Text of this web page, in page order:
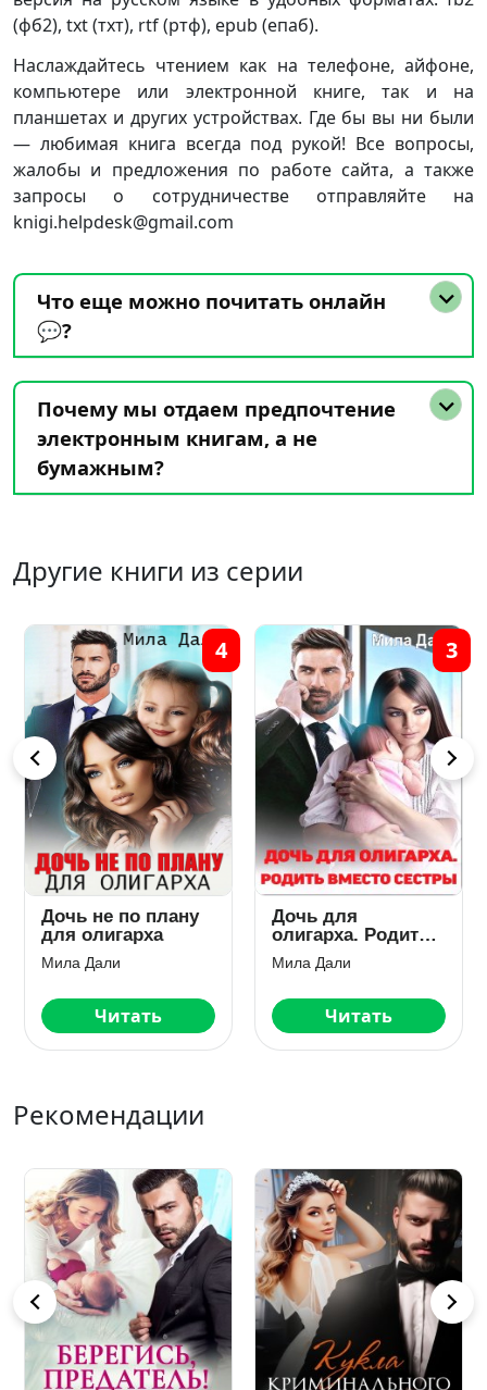
(фб2), txt (тхт), rtf (ртф), epub (епаб).
Наслаждайтесь чтением как на телефоне, айфоне,
компьютере или электронной книге, так и на
планшетах и других устройствах. Где бы вы ни были
— любимая книга всегда под рукой! Все вопросы,
жалобы и предложения по работе сайта, а также
запросы о сотрудничестве отправляйте на
knigi.helpdesk@gmail.com
Что еще можно почитать онлайн
💬?
Почему мы отдаем предпочтение
электронным книгам, а не
бумажным?
Другие книги из серии
Дочь не по плану
для олигарха
Мила Дали
Читать
4
Дочь для
олигарха. Родить
вместо сестры
Мила Дали
Читать
3
Рекомендации